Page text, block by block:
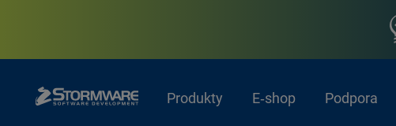
Produkty E‑shop Podpora